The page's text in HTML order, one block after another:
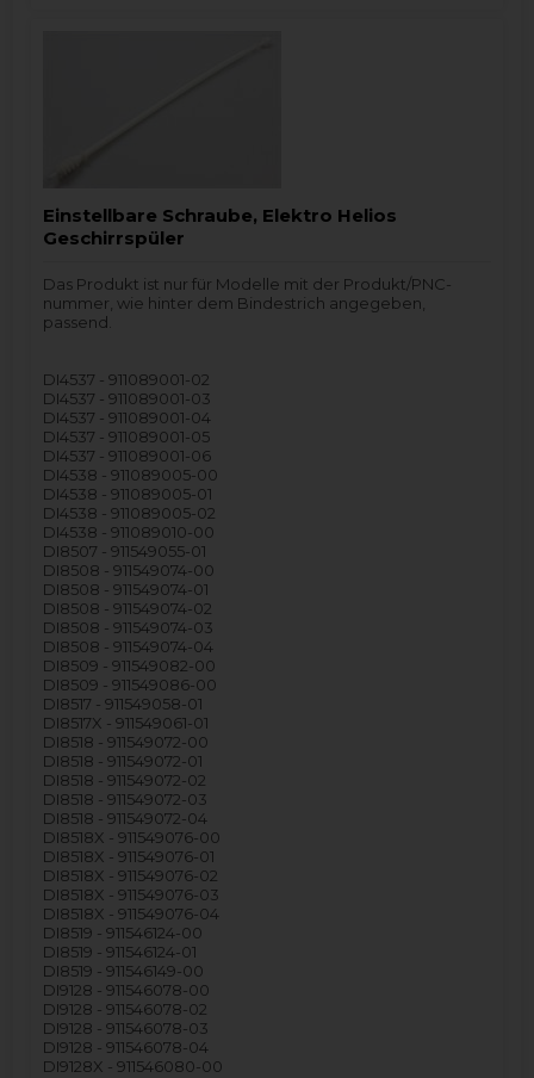
Einstellbare Schraube, Elektro Helios
Geschirrspüler
Das Produkt ist nur für Modelle mit der Produkt/PNC-
nummer, wie hinter dem Bindestrich angegeben,
passend.
DI4537 - 911089001-02
DI4537 - 911089001-03
DI4537 - 911089001-04
DI4537 - 911089001-05
DI4537 - 911089001-06
DI4538 - 911089005-00
DI4538 - 911089005-01
DI4538 - 911089005-02
DI4538 - 911089010-00
DI8507 - 911549055-01
DI8508 - 911549074-00
DI8508 - 911549074-01
DI8508 - 911549074-02
DI8508 - 911549074-03
DI8508 - 911549074-04
DI8509 - 911549082-00
DI8509 - 911549086-00
DI8517 - 911549058-01
DI8517X - 911549061-01
DI8518 - 911549072-00
DI8518 - 911549072-01
DI8518 - 911549072-02
DI8518 - 911549072-03
DI8518 - 911549072-04
DI8518X - 911549076-00
DI8518X - 911549076-01
DI8518X - 911549076-02
DI8518X - 911549076-03
DI8518X - 911549076-04
DI8519 - 911546124-00
DI8519 - 911546124-01
DI8519 - 911546149-00
DI9128 - 911546078-00
DI9128 - 911546078-02
DI9128 - 911546078-03
DI9128 - 911546078-04
DI9128X - 911546080-00